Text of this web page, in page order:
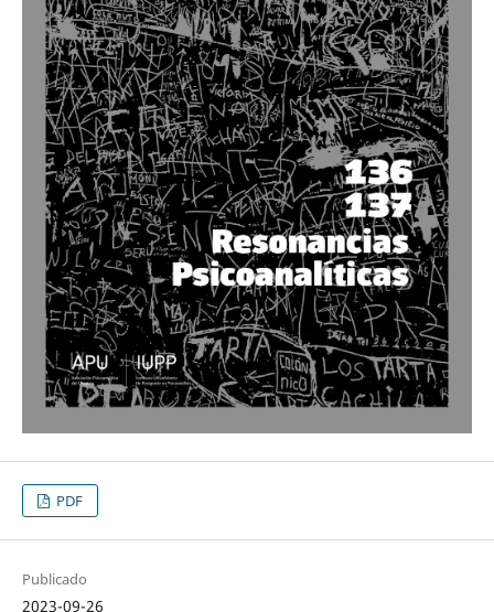
PDF
Publicado
2023-09-26